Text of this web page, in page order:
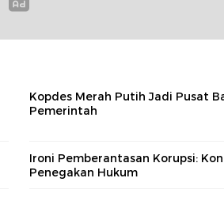
Kopdes Merah Putih Jadi Pusat
Pemerintah
Ironi Pemberantasan Korupsi:
Penegakan Hukum